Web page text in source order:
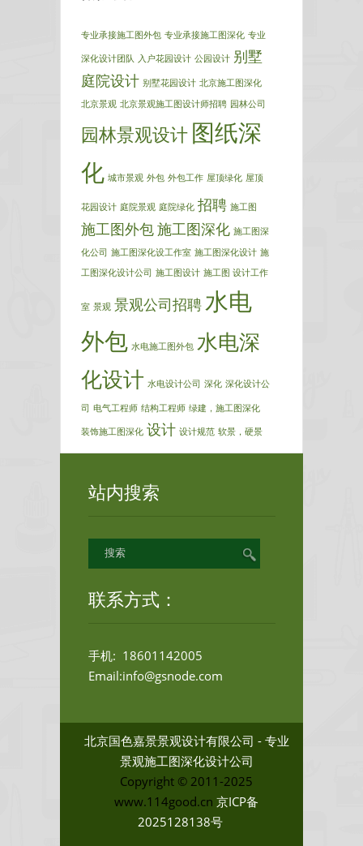
专业承接施工图外包 专业承接施工图深化 专业
深化设计团队 入户花园设计 公园设计 别墅
庭院设计 别墅花园设计 北京施工图深化
北京景观 北京景观施工图设计师招聘 园林公司
园林景观设计图纸深
化 城市景观 外包 外包工作 屋顶绿化 屋顶
花园设计 庭院景观 庭院绿化 招聘 施工图
施工图外包施工图深化 施工图深
化公司 施工图深化设工作室 施工图深化设计 施
工图深化设计公司 施工图设计 施工图 设计工作
室 景观 景观公司招聘水电
外包 水电施工图外包 水电深
化设计 水电设计公司 深化 深化设计公
司 电气工程师 结构工程师 绿建，施工图深化
装饰施工图深化 设计 设计规范 软景，硬景
站内搜索
联系方式：
手机: 18601142005
Email:info@gsnode.com
北京国色嘉景景观设计有限公司 - 专业
景观施工图深化设计公司
Copyright © 2011-2025
www.114good.cn京ICP备
2025128138号